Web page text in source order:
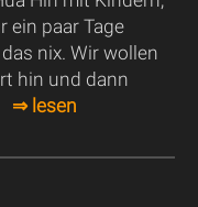
ein paar Tage
nix. Wir wollen
hin und dann
⇒ lesen